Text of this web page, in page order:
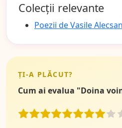
Colecții relevante
Poezii de Vasile
ȚI-A PLĂCUT?
Cum ai evalua "Doina